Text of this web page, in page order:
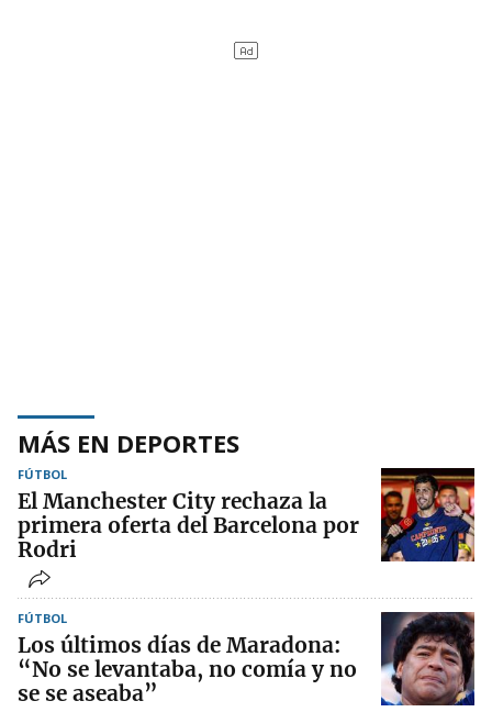
MÁS EN DEPORTES
FÚTBOL
El Manchester City rechaza la
primera oferta del Barcelona por
Rodri
FÚTBOL
Los últimos días de Maradona:
“No se levantaba, no comía y no
se se aseaba”